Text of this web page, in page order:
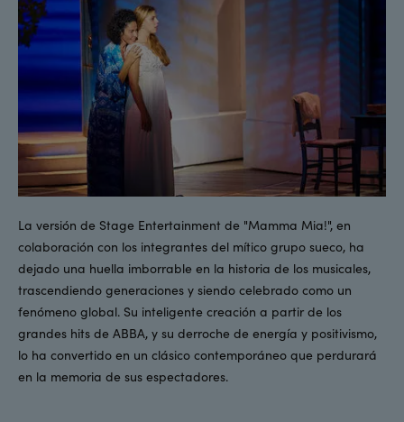
La versión de Stage Entertainment de "Mamma Mia!", en
colaboración con los integrantes del mítico grupo sueco, ha
dejado una huella imborrable en la historia de los musicales,
trascendiendo generaciones y siendo celebrado como un
fenómeno global. Su inteligente creación a partir de los
grandes hits de ABBA, y su derroche de energía y positivismo,
lo ha convertido en un clásico contemporáneo que perdurará
en la memoria de sus espectadores.